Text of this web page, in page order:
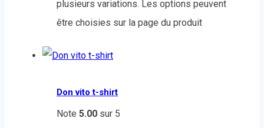
plusieurs variations. Les options peuvent
être choisies sur la page du produit
Don vito t-shirt
Note 5.00 sur 5